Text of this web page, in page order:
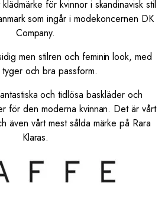
för kvinnor i skandinavisk stil
som ingår i modekoncernen DK
Company.
men stilren och feminin look, med
och bra passform.
och tidlösa baskläder och
för den moderna kvinnan. Det är vårt
även vårt mest sålda märke på Rara
Klaras.